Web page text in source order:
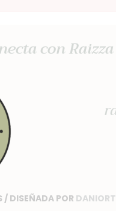
con
/ DISEÑADA POR